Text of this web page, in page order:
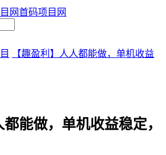
首码项目网
【趣盈利】人人都能做，单机收益
都能做，单机收益稳定，